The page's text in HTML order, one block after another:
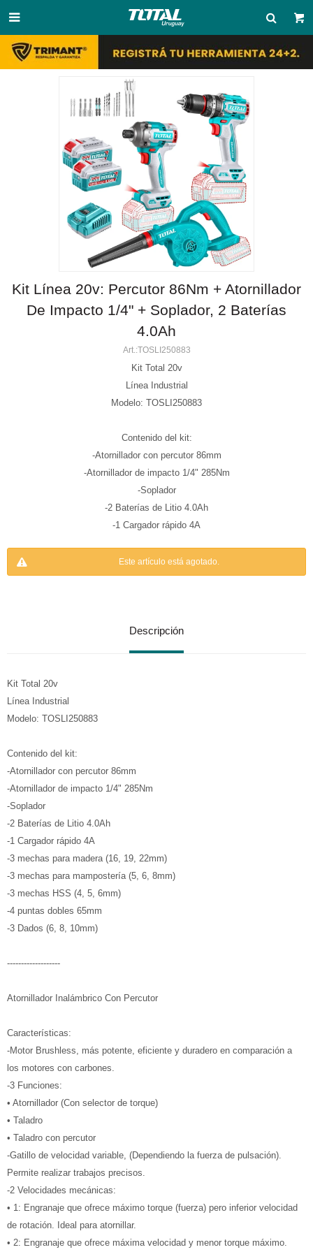

Kit Línea 20v: Percutor 86Nm + Atornillador
De Impacto 1/4" + Soplador, 2 Baterías
4.0Ah
TOSLI250883
Kit Total 20v
Línea Industrial
Modelo: TOSLI250883
Contenido del kit:
-Atornillador con percutor 86mm
-Atornillador de impacto 1/4" 285Nm
-Soplador
-2 Baterías de Litio 4.0Ah
-1 Cargador rápido 4A
Este artículo está agotado.
Descripción
Kit Total 20v
Línea Industrial
Modelo: TOSLI250883
Contenido del kit:
-Atornillador con percutor 86mm
-Atornillador de impacto 1/4" 285Nm
-Soplador
-2 Baterías de Litio 4.0Ah
-1 Cargador rápido 4A
-3 mechas para madera (16, 19, 22mm)
-3 mechas para mampostería (5, 6, 8mm)
-3 mechas HSS (4, 5, 6mm)
-4 puntas dobles 65mm
-3 Dados (6, 8, 10mm)
-------------------
Atornillador Inalámbrico Con Percutor
Características:
-Motor Brushless, más potente, eficiente y duradero en comparación a
los motores con carbones.
-3 Funciones:
• Atornillador (Con selector de torque)
• Taladro
• Taladro con percutor
-Gatillo de velocidad variable, (Dependiendo la fuerza de pulsación).
Permite realizar trabajos precisos.
-2 Velocidades mecánicas:
• 1: Engranaje que ofrece máximo torque (fuerza) pero inferior velocidad
de rotación. Ideal para atornillar.
• 2: Engranaje que ofrece máxima velocidad y menor torque máximo.